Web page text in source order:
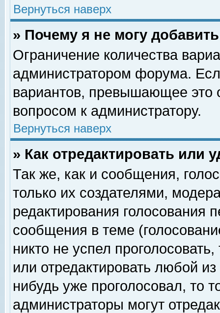
Вернуться наверх
» Почему я не могу
Ограничение количества
администратором форума.
вариантов, превышающее это
вопросом к администратору.
Вернуться наверх
» Как отредактировать или
Так же, как и сообщения,
только их создателями,
редактирования голосования
сообщения в теме
никто не успел
или отредактировать любой
нибудь уже проголосовал, то
администраторы могут